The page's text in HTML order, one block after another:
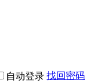
自动登录 找回密码